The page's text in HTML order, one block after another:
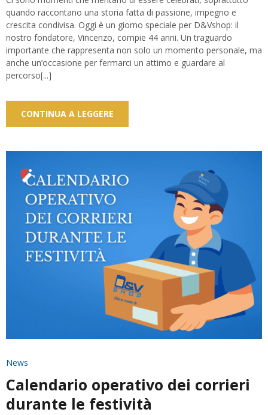
quando raccontano una storia fatta di passione, impegno e
crescita condivisa. Oggi è un giorno speciale per D&Vshop: il
nostro fondatore, Vincenzo, compie 44 anni. Un traguardo
importante che rappresenta non solo un momento personale, ma
anche un’occasione per fermarci un attimo e guardare al
percorso[...]
CONTINUA A LEGGERE
News
Calendario operativo dei corrieri
durante le festività